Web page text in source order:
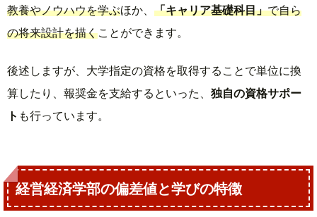
教養やノウハウを学ぶほか、 「キャリア基礎科目」で自ら
の将来設計を描く ことができます。
後述しますが、大学指定の資格を取得することで単位に換
算したり、報奨金を支給するといった、 独自の資格サポー
ト も行っています。
経営経済学部の偏差値と学びの特徴